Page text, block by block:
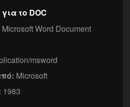
το DOC
Microsoft Word Document
msword
Microsoft
1983